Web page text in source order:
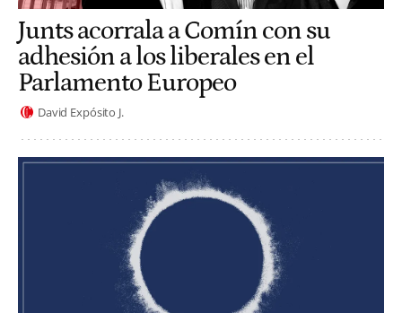
Junts acorrala a Comín con su
adhesión a los liberales en el
Parlamento Europeo
David Expósito J.